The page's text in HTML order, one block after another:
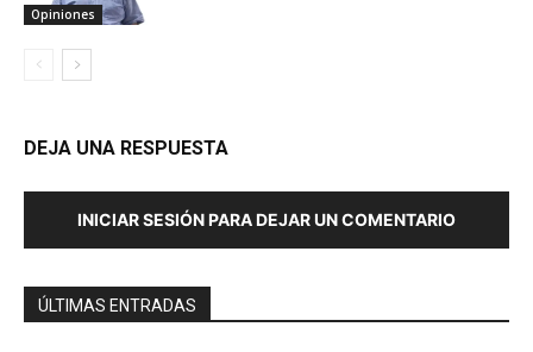
Opiniones
DEJA UNA RESPUESTA
INICIAR SESIÓN PARA DEJAR UN COMENTARIO
ÚLTIMAS ENTRADAS